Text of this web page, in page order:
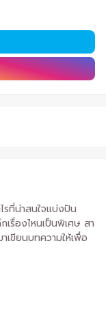
รที่น่าสนใจแบ่งปัน
เรื่องไหนเป็นพิเศษ สา
เขียนบทความให้เพื่อ